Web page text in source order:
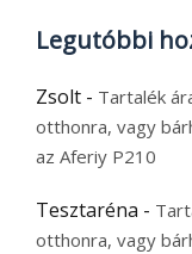
Legutóbbi
Zsolt - Tartalék
otthonra, vagy
az Aferiy P210
Tesztaréna -
otthonra, vagy